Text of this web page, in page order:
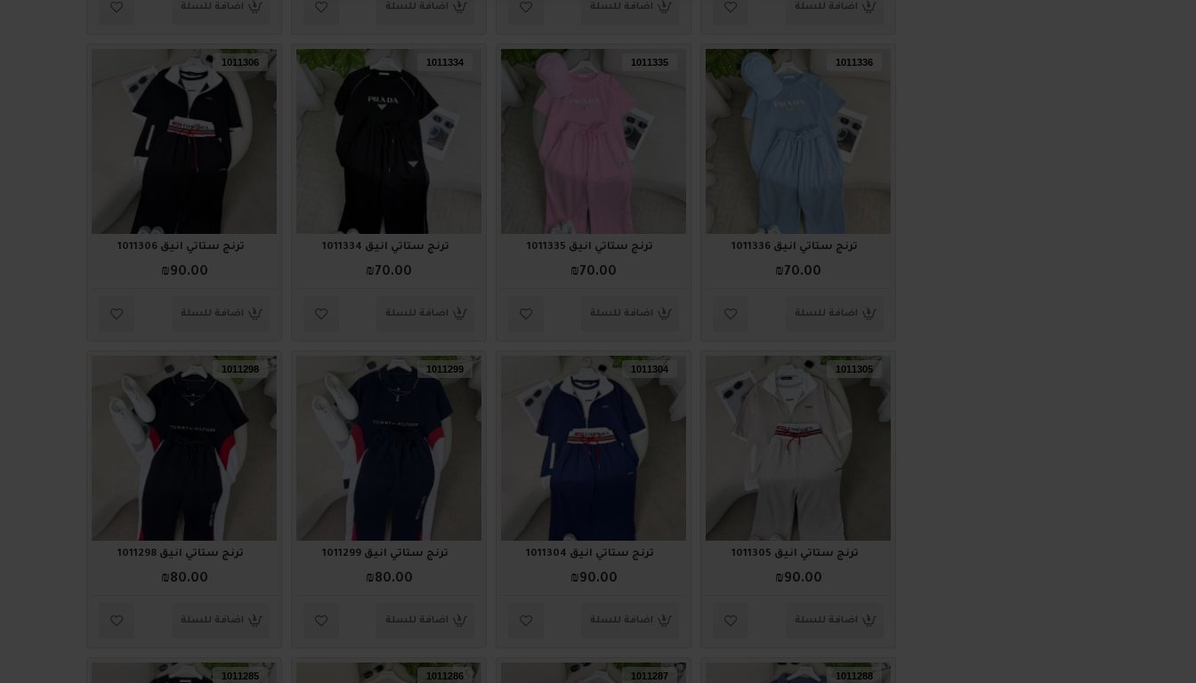
اضافة للسلة اضافة للسلة اضافة للسلة اضافة للسلة
1011336
ترنج ستاتي أنيق 1011336
₪70.00
اضافة للسلة
1011335
ترنج ستاتي أنيق 1011335
₪70.00
اضافة للسلة
1011334
ترنج ستاتي أنيق 1011334
₪70.00
اضافة للسلة
1011306
ترنج ستاتي أنيق 1011306
₪90.00
اضافة للسلة
1011305
ترنج ستاتي أنيق 1011305
₪90.00
اضافة للسلة
1011304
ترنج ستاتي أنيق 1011304
₪90.00
اضافة للسلة
1011299
ترنج ستاتي أنيق 1011299
₪80.00
اضافة للسلة
1011298
ترنج ستاتي أنيق 1011298
₪80.00
اضافة للسلة
1011288
1011287
1011286
1011285